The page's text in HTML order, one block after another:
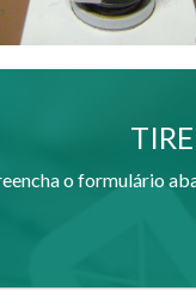
o formulário